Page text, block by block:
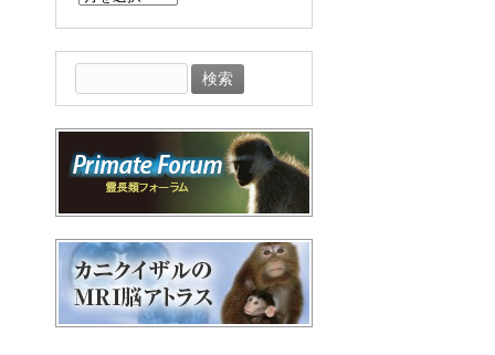
イ
ブ
索: